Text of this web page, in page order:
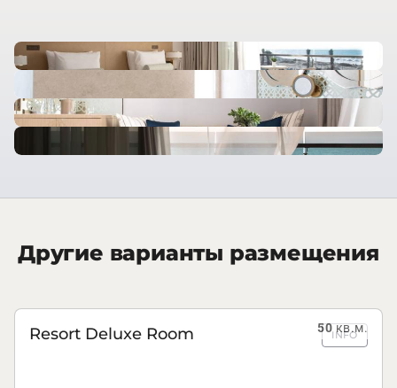
Другие варианты размещения
50кв.м.
Resort Deluxe Room INFO